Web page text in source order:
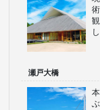
瀬戸大橋